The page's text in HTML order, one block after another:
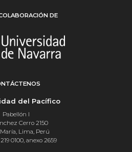
DE
del Pacífico
Pabellón I
Cerro 2150
Lima, Perú
219 0100, anexo 2659